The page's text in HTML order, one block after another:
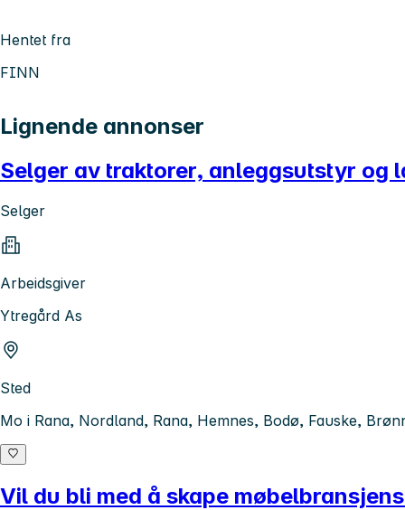
Hentet fra
FINN
Lignende annonser
Selger av traktorer, anleggsutstyr og
Selger
Arbeidsgiver
Ytregård As
Sted
Mo i Rana, Nordland, Rana, Hemnes, Bodø, Fauske,
Vil du bli med å skape